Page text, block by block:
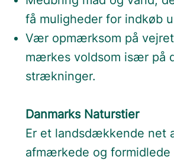
få muligheder for indkøb
Vær opmærksom på
mærkes voldsom især på
strækninger.
Danmarks Naturstier
Er et landsdækkende net
afmærkede og formidlede